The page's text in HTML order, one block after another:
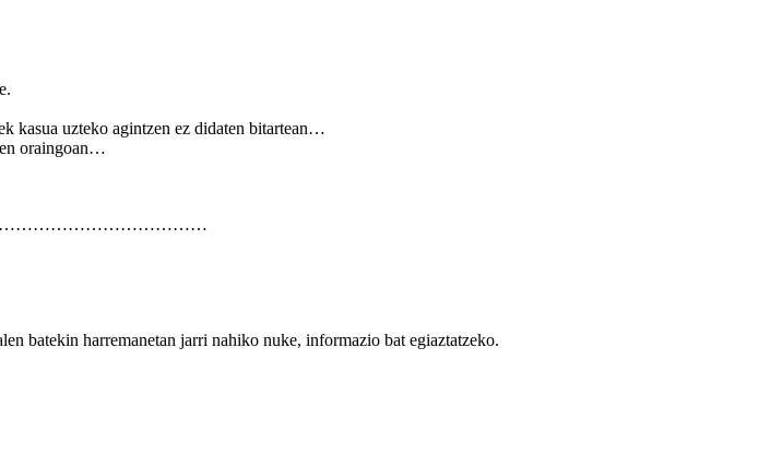
kasua uzteko agintzen ez didaten bitartean…
oraingoan…
batekin harremanetan jarri nahiko nuke, informazio bat egiaztatzeko.